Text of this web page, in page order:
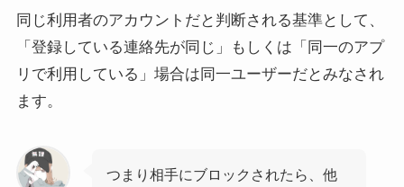
同じ利用者のアカウントだと判断される基準として、
「登録している連絡先が同じ」もしくは「同一のアプ
リで利用している」場合は同一ユーザーだとみなされ
ます。
つまり相手にブロックされたら、他